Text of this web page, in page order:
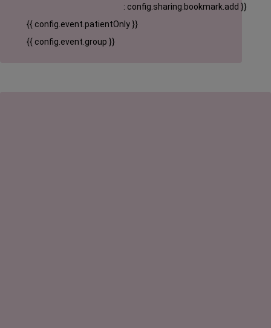
: config.sharing.bookmark.add }}
{{ config.event.patientOnly }}
{{ config.event.group }}